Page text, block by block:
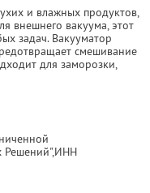
и влажных продуктов,
внешнего вакуума, этот
задач. Вакууматор
смешивание
для заморозки,
Решений",ИНН